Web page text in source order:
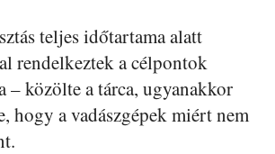
teljes időtartama alatt
rendelkeztek a célpontok
– közölte a tárca, ugyanakkor
hogy a vadászgépek miért nem